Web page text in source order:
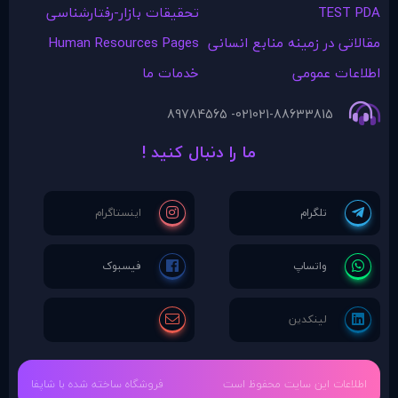
TEST PDA
تحقیقات بازار-رفتارشناسی
مقالاتی در زمينه منابع انسانی Human Resources Pages
اطلاعات عمومی
خدمات ما
021-88633815
021- 89784565
ما را دنبال کنید !
اطلاعات این سایت محفوظ است فروشگاه ساخته شده با شاپفا